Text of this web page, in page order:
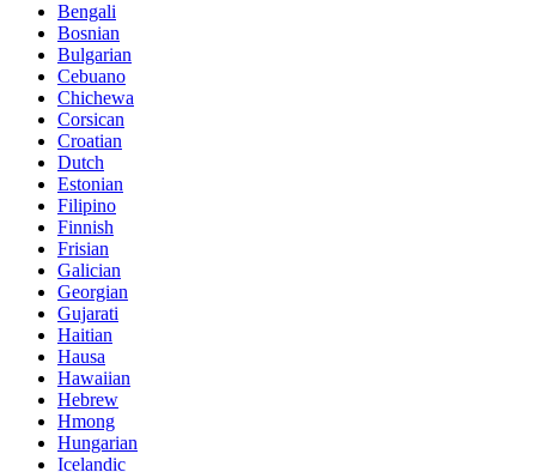
Bengali
Bosnian
Bulgarian
Cebuano
Chichewa
Corsican
Croatian
Dutch
Estonian
Filipino
Finnish
Frisian
Galician
Georgian
Gujarati
Haitian
Hausa
Hawaiian
Hebrew
Hmong
Hungarian
Icelandic